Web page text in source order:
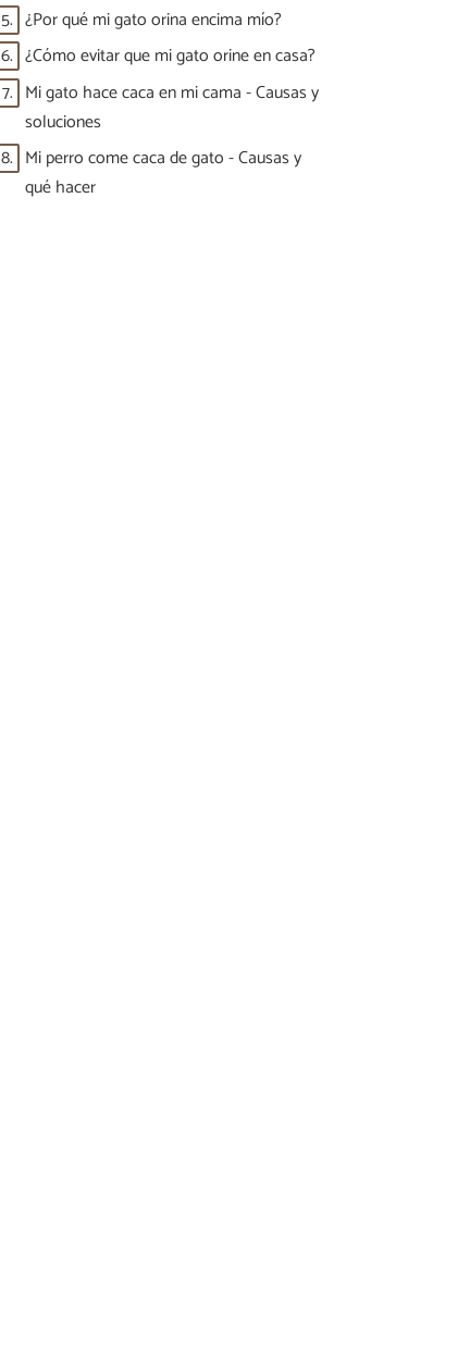
5. ¿Por qué mi gato orina encima mío?
6. ¿Cómo evitar que mi gato orine en casa?
7. Mi gato hace caca en mi cama - Causas y
soluciones
8. Mi perro come caca de gato - Causas y
qué hacer